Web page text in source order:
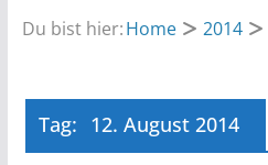
Du bist hier:Home 2014
Tag: 12. August 2014